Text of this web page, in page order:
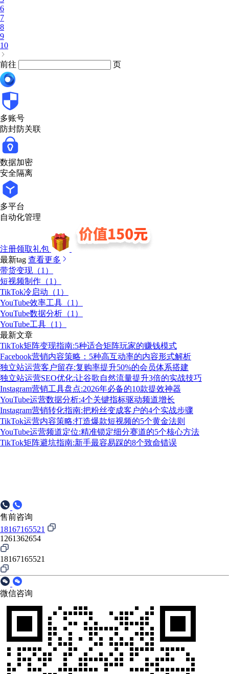
6
7
8
9
10
前往 页
多账号
防封防关联
数据加密
安全隔离
多平台
自动化管理
注册领取礼包
最新tag 查看更多
带货变现（1）
短视频制作（1）
TikTok冷启动（1）
YouTube效率工具（1）
YouTube数据分析（1）
YouTube工具（1）
最新文章
TikTok矩阵变现指南:5种适合矩阵玩家的赚钱模式
Facebook营销内容策略：5种高互动率的内容形式解析
独立站运营客户留存:复购率提升50%的会员体系搭建
独立站运营SEO优化:让谷歌自然流量提升3倍的实战技巧
Instagram营销工具盘点:2026年必备的10款提效神器
YouTube运营数据分析:4个关键指标驱动频道增长
Instagram营销转化指南:把粉丝变成客户的4个实战步骤
TikTok运营内容策略:打造爆款短视频的5个黄金法则
YouTube运营频道定位:精准锁定细分赛道的5个核心方法
TikTok矩阵避坑指南:新手最容易踩的8个致命错误
售前咨询
18167165521
1261362654
18167165521
微信咨询